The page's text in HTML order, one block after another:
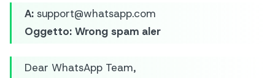
A: support@whatsapp.com
Oggetto: Wrong spam aler
Dear WhatsApp Team,